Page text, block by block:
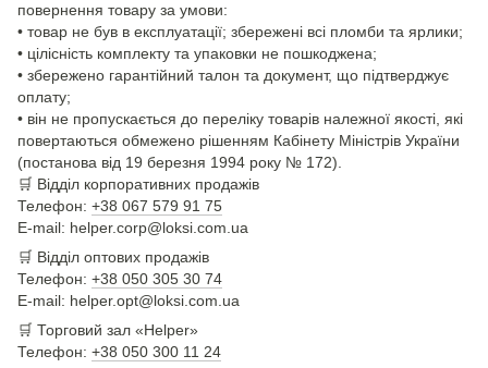
повернення товару за умови:
• товар не був в експлуатації; збережені всі пломби та ярлики;
• цілісність комплекту та упаковки не пошкоджена;
• збережено гарантійний талон та документ, що підтверджує
оплату;
• він не пропускається до переліку товарів належної якості, які
повертаються обмежено рішенням Кабінету Міністрів України
(постанова від 19 березня 1994 року № 172).
🛒 Відділ корпоративних продажів
Телефон: +38 067 579 91 75
E-mail: helper.corp@loksi.com.ua
🛒 Відділ оптових продажів
Телефон: +38 050 305 30 74
E-mail: helper.opt@loksi.com.ua
🛒 Торговий зал «Helper»
Телефон: +38 050 300 11 24